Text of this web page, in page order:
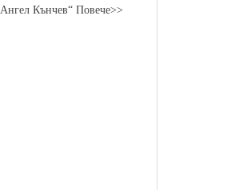
„Ангел Кънчев“ Повече>>